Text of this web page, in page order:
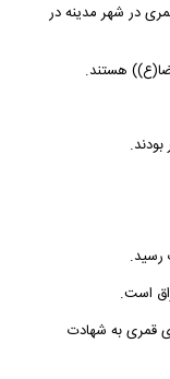
ماه در سال 195 هجری قمری در شهر مدینه در
هستند.
رسید.
است.
ذی القعده در سال 220 هجری قمری به شهادت